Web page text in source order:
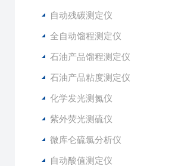
自动残碳测定仪
全自动馏程测定仪
石油产品馏程测定仪
石油产品粘度测定仪
化学发光测氮仪
紫外荧光测硫仪
微库仑硫氯分析仪
自动酸值测定仪